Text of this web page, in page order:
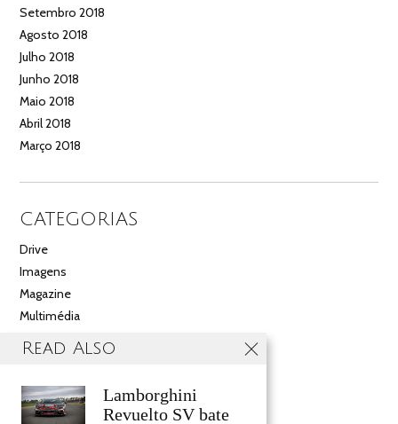
Setembro 2018
Agosto 2018
Julho 2018
Junho 2018
Maio 2018
Abril 2018
Março 2018
CATEGORIAS
Drive
Imagens
Magazine
Multimédia
Noticias
Videos
Read Also
Lamborghini
Revuelto SV bate